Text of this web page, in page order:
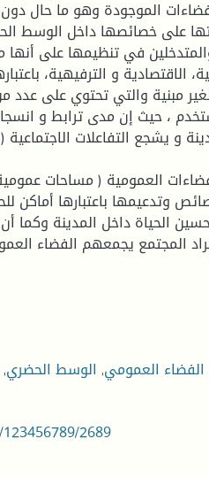
الموجودة وهو ما حال
على خصائصها داخل الوسط
في تنظيمها على
الاقتصادية و الترفيهية،
مبنية والتي تحتوي على
، حيث إن مدى ترابط و
و يشجع التفاعلات
العمومية ( مساحات
وتدعيمها باعتبارها أماكن
الحياة داخل المدينة وكما
الفضاء العمومي, الوسط الحضري,
2689